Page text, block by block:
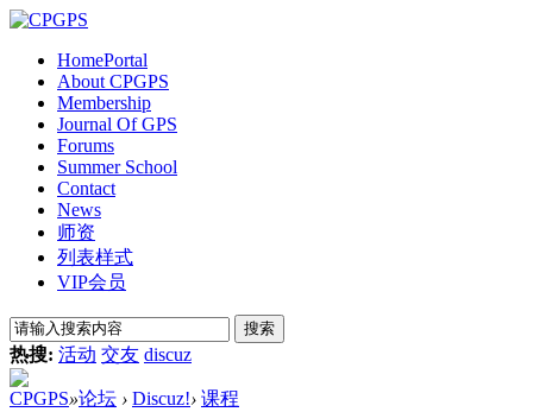
HomePortal
About CPGPS
Membership
Journal Of GPS
Forums
Summer School
Contact
News
师资
列表样式
VIP会员
搜索
热搜: 活动 交友 discuz
CPGPS»论坛 › Discuz!› 课程